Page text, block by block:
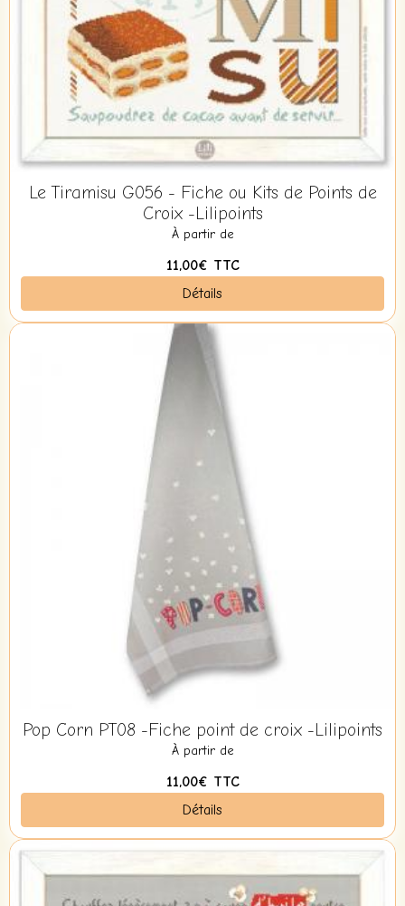
Le Tiramisu G056 - Fiche ou Kits de Points de
Croix -Lilipoints
À partir de
11,00€ TTC
Détails
Pop Corn PT08 -Fiche point de croix -Lilipoints
À partir de
11,00€ TTC
Détails